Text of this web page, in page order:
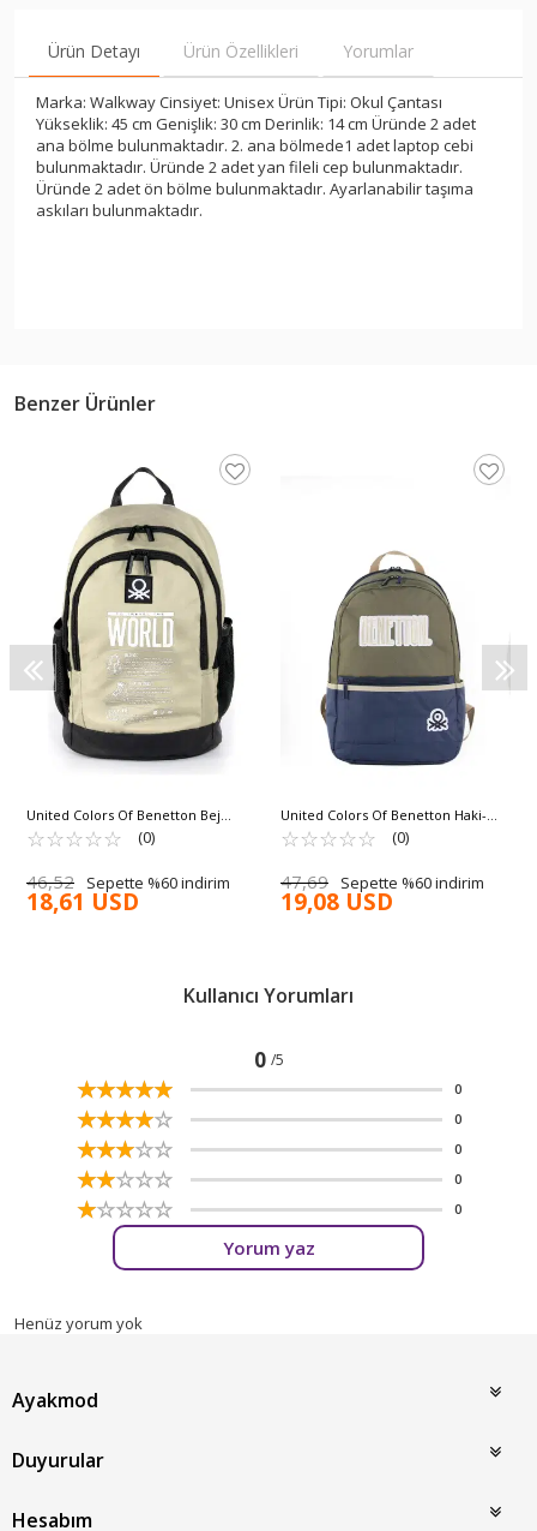
Ürün Detayı Ürün Özellikleri Yorumlar
Marka: Walkway Cinsiyet: Unisex Ürün Tipi: Okul Çantası
Yükseklik: 45 cm Genişlik: 30 cm Derinlik: 14 cm Üründe 2 adet
ana bölme bulunmaktadır. 2. ana bölmede1 adet laptop cebi
bulunmaktadır. Üründe 2 adet yan fileli cep bulunmaktadır.
Üründe 2 adet ön bölme bulunmaktadır. Ayarlanabilir taşıma
askıları bulunmaktadır.
Benzer Ürünler
United Colors Of Benetton Bej
Siyah Unisex Sırt Çantası 03838
☆☆☆☆☆
★★★★★ (0)
46,52 Sepette %60 indirim
18,61 USD
United Colors Of Benetton Haki-
Lacivert Unisex Sırt Çantası 03859
☆☆☆☆☆
★★★★★ (0)
47,69 Sepette %60 indirim
19,08 USD
Kullanıcı Yorumları
0 /5
☆☆☆☆☆
★★★★★ 0
☆☆☆☆☆
★★★★★ 0
☆☆☆☆☆
★★★★★ 0
☆☆☆☆☆
★★★★★ 0
☆☆☆☆☆
★★★★★ 0
Yorum yaz
Henüz yorum yok
Ayakmod
Duyurular
Hesabım